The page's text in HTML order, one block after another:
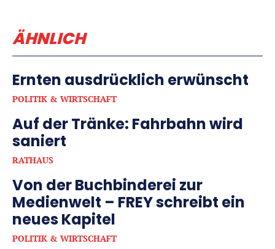
ÄHNLICH
Ernten ausdrücklich erwünscht
POLITIK & WIRTSCHAFT
Auf der Tränke: Fahrbahn wird
saniert
RATHAUS
Von der Buchbinderei zur
Medienwelt – FREY schreibt ein
neues Kapitel
POLITIK & WIRTSCHAFT